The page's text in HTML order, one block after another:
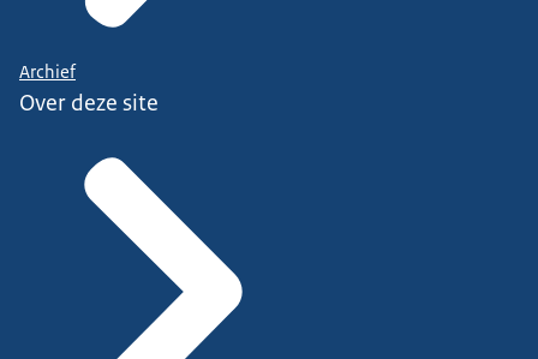
Archief
Over deze site